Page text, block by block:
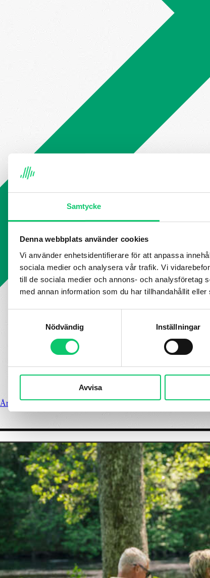
Samtycke
Denna webbplats använder cookies
Vi använder enhetsidentifierare för att anpassa
sociala medier och analysera vår trafik. Vi
till de sociala medier och annons- och analysföretag
med annan information som du har tillhandahållit
Nödvändig
Inställningar
Avvisa
Årets TurismprisVår styrelseVisit SmålandVanliga frågorPress